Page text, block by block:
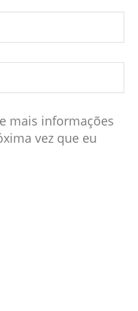
mais informações
vez que eu